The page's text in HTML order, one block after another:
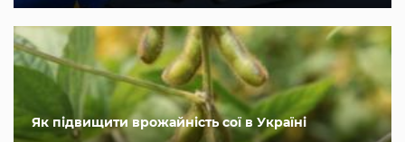
Як підвищити врожайність сої в Україні